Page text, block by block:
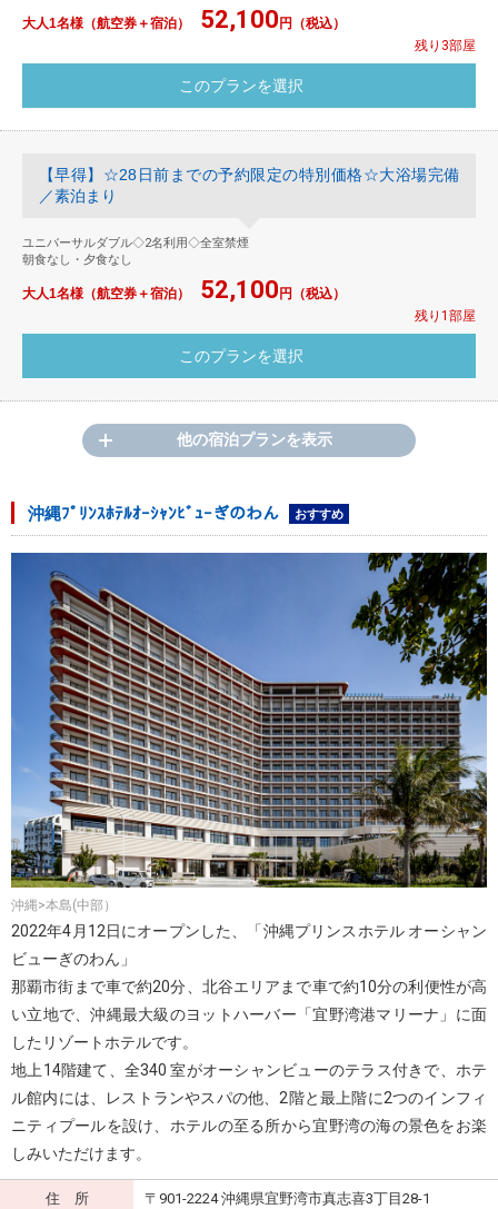
大人1名様（航空券＋宿泊） 52,100 円（税込）
残り3部屋
【早得】☆28日前までの予約限定の特別価格☆大浴場完備
／素泊まり
ユニバーサルダブル◇2名利用◇全室禁煙
朝食なし・夕食なし
大人1名様（航空券＋宿泊） 52,100 円（税込）
残り1部屋
他の宿泊プランを表示
沖縄ﾌﾟﾘﾝｽﾎﾃﾙｵｰｼｬﾝﾋﾞｭｰぎのわん おすすめ
沖縄>本島(中部）
2022年4月12日にオープンした、「沖縄プリンスホテル オーシャン
ビューぎのわん」
那覇市街まで車で約20分、北谷エリアまで車で約10分の利便性が高
い立地で、沖縄最大級のヨットハーバー「宜野湾港マリーナ」に面
したリゾートホテルです。
地上14階建て、全340 室がオーシャンビューのテラス付きで、ホテ
ル館内には、レストランやスパの他、2階と最上階に2つのインフィ
ニティプールを設け、ホテルの至る所から宜野湾の海の景色をお楽
しみいただけます。
住 所 〒901-2224 沖縄県宜野湾市真志喜3丁目28-1